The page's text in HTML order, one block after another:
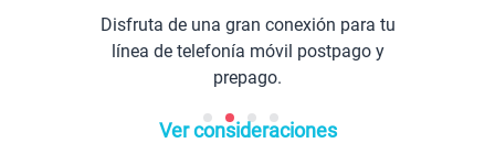
Disfruta de una gran conexión para tu
línea de telefonía móvil postpago y
prepago.
Ver consideraciones